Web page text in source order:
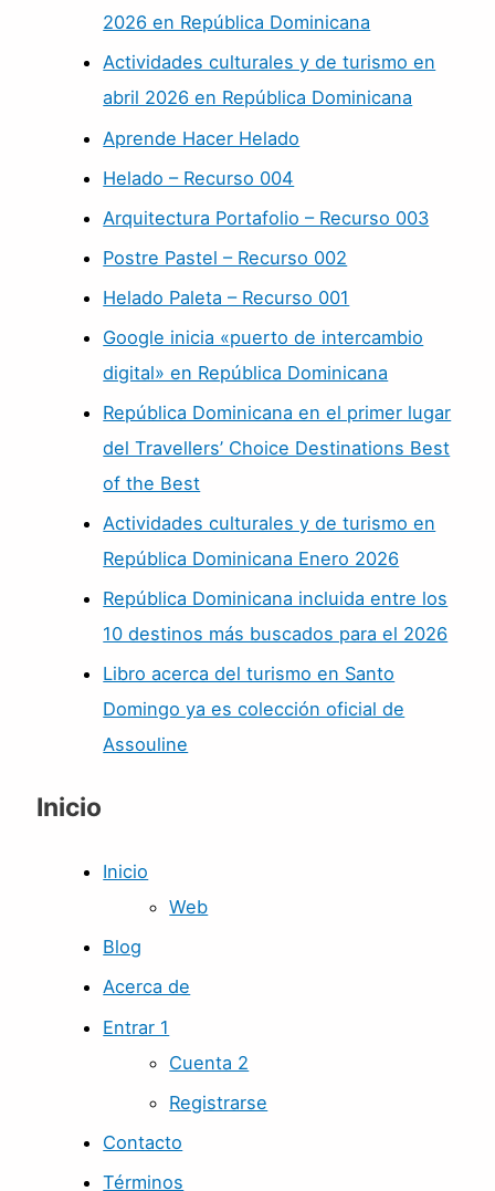
2026 en República Dominicana
Actividades culturales y de turismo en
abril 2026 en República Dominicana
Aprende Hacer Helado
Helado – Recurso 004
Arquitectura Portafolio – Recurso 003
Postre Pastel – Recurso 002
Helado Paleta – Recurso 001
Google inicia «puerto de intercambio
digital» en República Dominicana
República Dominicana en el primer lugar
del Travellers’ Choice Destinations Best
of the Best
Actividades culturales y de turismo en
República Dominicana Enero 2026
República Dominicana incluida entre los
10 destinos más buscados para el 2026
Libro acerca del turismo en Santo
Domingo ya es colección oficial de
Assouline
Inicio
Inicio
Web
Blog
Acerca de
Entrar 1
Cuenta 2
Registrarse
Contacto
Términos